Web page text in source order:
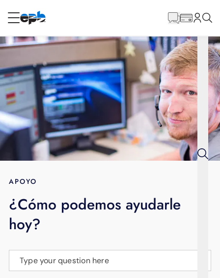
RESIDENCIAL
Internet
Energía
Televisión
BLOG
APOYO
principal
APOYO
¿Cómo podemos ayudarle
hoy?
Type your question here